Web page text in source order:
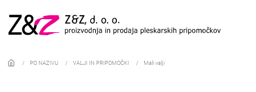
PO NAZIVU VALJI IN PRIPOMOČKI Mali valji